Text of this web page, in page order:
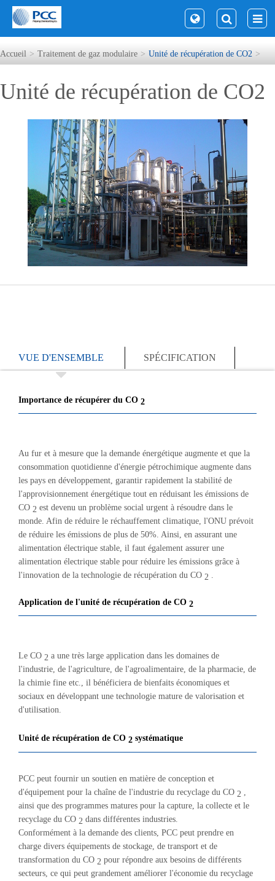
Accueil Traitement de gaz modulaire Unité de récupération de CO2
Unité de récupération de CO2
VUE D'ENSEMBLE SPÉCIFICATION
Importance de récupérer du CO 2
Au fur et à mesure que la demande énergétique augmente et que la
consommation quotidienne d'énergie pétrochimique augmente dans
les pays en développement, garantir rapidement la stabilité de
l'approvisionnement énergétique tout en réduisant les émissions de
CO 2 est devenu un problème social urgent à résoudre dans le
monde. Afin de réduire le réchauffement climatique, l'ONU prévoit
de réduire les émissions de plus de 50%. Ainsi, en assurant une
alimentation électrique stable, il faut également assurer une
alimentation électrique stable pour réduire les émissions grâce à
l'innovation de la technologie de récupération du CO 2
Application de l'unité de récupération de CO 2
Le CO 2 a une très large application dans les domaines de
l'industrie, de l'agriculture, de l'agroalimentaire, de la pharmacie, de
la chimie fine etc., il bénéficiera de bienfaits économiques et
sociaux en développant une technologie mature de valorisation et
d'utilisation.
Unité de récupération de CO 2 systématique
PCC peut fournir un soutien en matière de conception et
d'équipement pour la chaîne de l'industrie du recyclage du CO 2
ainsi que des programmes matures pour la capture, la collecte et le
recyclage du CO 2 dans différentes industries.
Conformément à la demande des clients, PCC peut prendre en
charge divers équipements de stockage, de transport et de
transformation du CO 2 pour répondre aux besoins de différents
secteurs, ce qui peut grandement améliorer l'économie du recyclage